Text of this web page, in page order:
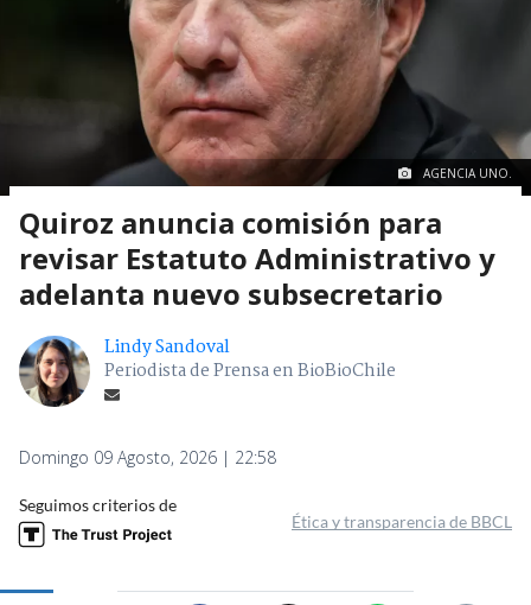
AGENCIA UNO.
Quiroz anuncia comisión para
revisar Estatuto Administrativo y
adelanta nuevo subsecretario
Lindy Sandoval
Periodista de Prensa en BioBioChile
Domingo 09 Agosto, 2026 | 22:58
Seguimos criterios de
Ética y transparencia de BBCL